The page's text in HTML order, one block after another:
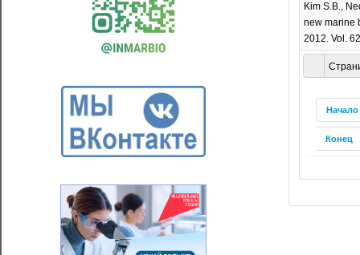
Начало
Конец
Kim S.B.,
new marine
2012. Vol.